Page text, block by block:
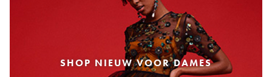
SHOP NIEUW VOOR DAMES